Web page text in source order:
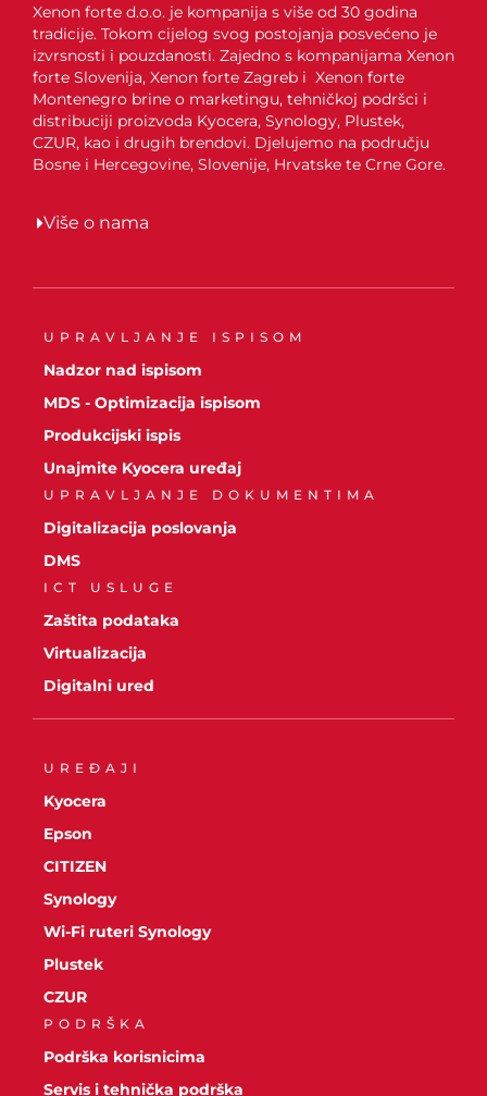
Xenon forte d.o.o. je kompanija s više od 30 godina
tradicije. Tokom cijelog svog postojanja posvećeno je
izvrsnosti i pouzdanosti. Zajedno s kompanijama Xenon
forte Slovenija, Xenon forte Zagreb i Xenon forte
Montenegro brine o marketingu, tehničkoj podršci i
distribuciji proizvoda Kyocera, Synology, Plustek,
CZUR, kao i drugih brendovi. Djelujemo na području
Bosne i Hercegovine, Slovenije, Hrvatske te Crne Gore.
Više o nama
UPRAVLJANJE ISPISOM
Nadzor nad ispisom
MDS - Optimizacija ispisom
Produkcijski ispis
Unajmite Kyocera uređaj
UPRAVLJANJE DOKUMENTIMA
Digitalizacija poslovanja
DMS
ICT USLUGE
Zaštita podataka
Virtualizacija
Digitalni ured
UREĐAJI
Kyocera
Epson
CITIZEN
Synology
Wi-Fi ruteri Synology
Plustek
CZUR
PODRŠKA
Podrška korisnicima
Servis i tehnička podrška